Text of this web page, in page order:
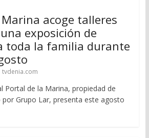
acoge talleres
exposición de
toda la familia durante
tvdenia.com
Portal de la Marina, propiedad de
por Grupo Lar, presenta este agosto